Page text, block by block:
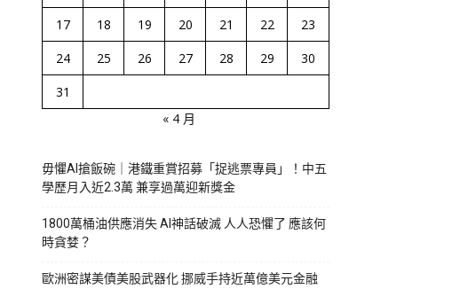
17
18 19 20 21 22
23
24
25 26 27 28 29
30
31
« 4 月
毋懼AI搶飯碗｜港鐵重賞招募「捉逃票專員」！中五
學歷月入近2.3萬 兼享過萬迎新獎金
1800萬桶油供應消失 AI神話破滅 人人恐懼了 應該何
時貪婪？
歐洲密謀美債美股武器化 挪威手持近萬億美元金融